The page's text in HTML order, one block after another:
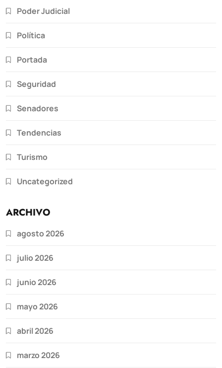
Poder Judicial
Política
Portada
Seguridad
Senadores
Tendencias
Turismo
Uncategorized
ARCHIVO
agosto 2026
julio 2026
junio 2026
mayo 2026
abril 2026
marzo 2026